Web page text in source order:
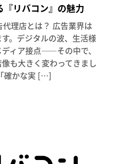
リバコン』の魅力
理店とは？ 広告業界は
。デジタルの波、生活様
ィア接点――その中で、
も大きく変わってきまし
確かな実 […]